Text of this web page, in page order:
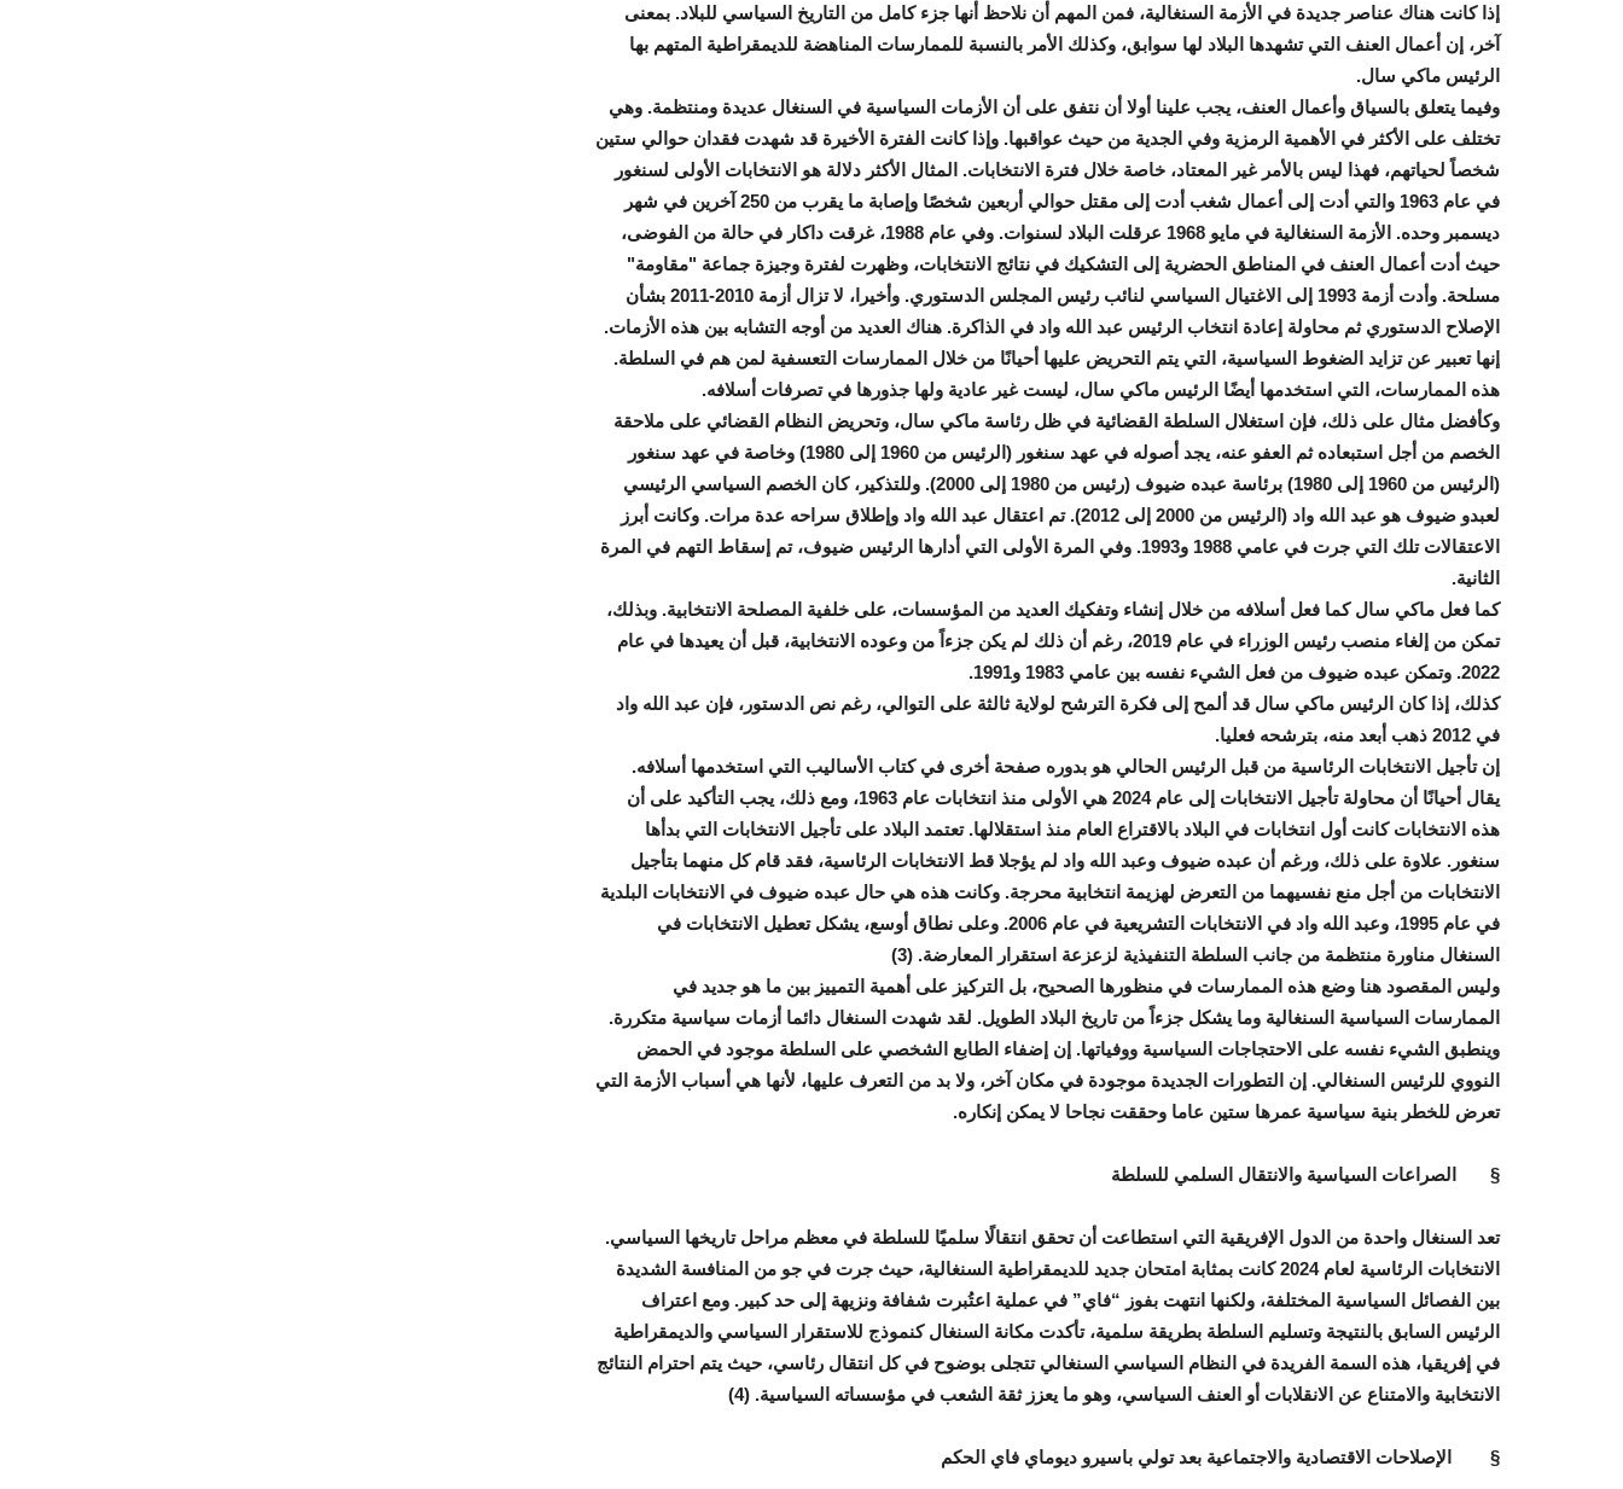
إذا كانت هناك عناصر جديدة في الأزمة السنغالية، فمن المهم أن نلاحظ أنها جزء كامل من التاريخ السياسي للبلاد. بمعنى
آخر، إن أعمال العنف التي تشهدها البلاد لها سوابق، وكذلك الأمر بالنسبة للممارسات المناهضة للديمقراطية المتهم بها
الرئيس ماكي سال.
وفيما يتعلق بالسياق وأعمال العنف، يجب علينا أولا أن نتفق على أن الأزمات السياسية في السنغال عديدة ومنتظمة. وهي
تختلف على الأكثر في الأهمية الرمزية وفي الجدية من حيث عواقبها. وإذا كانت الفترة الأخيرة قد شهدت فقدان حوالي ستين
شخصاً لحياتهم، فهذا ليس بالأمر غير المعتاد، خاصة خلال فترة الانتخابات. المثال الأكثر دلالة هو الانتخابات الأولى لسنغور
في عام 1963 والتي أدت إلى أعمال شغب أدت إلى مقتل حوالي أربعين شخصًا وإصابة ما يقرب من 250 آخرين في شهر
ديسمبر وحده. الأزمة السنغالية في مايو 1968 عرقلت البلاد لسنوات. وفي عام 1988، غرقت داكار في حالة من الفوضى،
حيث أدت أعمال العنف في المناطق الحضرية إلى التشكيك في نتائج الانتخابات، وظهرت لفترة وجيزة جماعة "مقاومة"
مسلحة. وأدت أزمة 1993 إلى الاغتيال السياسي لنائب رئيس المجلس الدستوري. وأخيرا، لا تزال أزمة 2010-2011 بشأن
الإصلاح الدستوري ثم محاولة إعادة انتخاب الرئيس عبد الله واد في الذاكرة. هناك العديد من أوجه التشابه بين هذه الأزمات.
إنها تعبير عن تزايد الضغوط السياسية، التي يتم التحريض عليها أحيانًا من خلال الممارسات التعسفية لمن هم في السلطة.
هذه الممارسات، التي استخدمها أيضًا الرئيس ماكي سال، ليست غير عادية ولها جذورها في تصرفات أسلافه.
وكأفضل مثال على ذلك، فإن استغلال السلطة القضائية في ظل رئاسة ماكي سال، وتحريض النظام القضائي على ملاحقة
الخصم من أجل استبعاده ثم العفو عنه، يجد أصوله في عهد سنغور (الرئيس من 1960 إلى 1980) وخاصة في عهد سنغور
(الرئيس من 1960 إلى 1980) برئاسة عبده ضيوف (رئيس من 1980 إلى 2000). وللتذكير، كان الخصم السياسي الرئيسي
لعبدو ضيوف هو عبد الله واد (الرئيس من 2000 إلى 2012). تم اعتقال عبد الله واد وإطلاق سراحه عدة مرات. وكانت أبرز
الاعتقالات تلك التي جرت في عامي 1988 و1993. وفي المرة الأولى التي أدارها الرئيس ضيوف، تم إسقاط التهم في المرة
الثانية.
كما فعل ماكي سال كما فعل أسلافه من خلال إنشاء وتفكيك العديد من المؤسسات، على خلفية المصلحة الانتخابية. وبذلك،
تمكن من إلغاء منصب رئيس الوزراء في عام 2019، رغم أن ذلك لم يكن جزءاً من وعوده الانتخابية، قبل أن يعيدها في عام
2022. وتمكن عبده ضيوف من فعل الشيء نفسه بين عامي 1983 و1991
.
كذلك، إذا كان الرئيس ماكي سال قد ألمح إلى فكرة الترشح لولاية ثالثة على التوالي، رغم نص الدستور، فإن عبد الله واد
في 2012 ذهب أبعد منه، بترشحه فعليا
.
إن تأجيل الانتخابات الرئاسية من قبل الرئيس الحالي هو بدوره صفحة أخرى في كتاب الأساليب التي استخدمها أسلافه.
يقال أحيانًا أن محاولة تأجيل الانتخابات إلى عام 2024 هي الأولى منذ انتخابات عام 1963، ومع ذلك، يجب التأكيد على أن
هذه الانتخابات كانت أول انتخابات في البلاد بالاقتراع العام منذ استقلالها. تعتمد البلاد على تأجيل الانتخابات التي بدأها
سنغور. علاوة على ذلك، ورغم أن عبده ضيوف وعبد الله واد لم يؤجلا قط الانتخابات الرئاسية، فقد قام كل منهما بتأجيل
الانتخابات من أجل منع نفسيهما من التعرض لهزيمة انتخابية محرجة. وكانت هذه هي حال عبده ضيوف في الانتخابات البلدية
في عام 1995، وعبد الله واد في الانتخابات التشريعية في عام 2006. وعلى نطاق أوسع، يشكل تعطيل الانتخابات في
السنغال مناورة منتظمة من جانب السلطة التنفيذية لزعزعة استقرار المعارضة.
(3)
وليس المقصود هنا وضع هذه الممارسات في منظورها الصحيح، بل التركيز على أهمية التمييز بين ما هو جديد في
الممارسات السياسية السنغالية وما يشكل جزءاً من تاريخ البلاد الطويل. لقد شهدت السنغال دائما أزمات سياسية متكررة.
وينطبق الشيء نفسه على الاحتجاجات السياسية ووفياتها. إن إضفاء الطابع الشخصي على السلطة موجود في الحمض
النووي للرئيس السنغالي. إن التطورات الجديدة موجودة في مكان آخر، ولا بد من التعرف عليها، لأنها هي أسباب الأزمة التي
تعرض للخطر بنية سياسية عمرها ستين عاما وحققت نجاحا لا يمكن إنكاره.
§ الصراعات السياسية والانتقال السلمي للسلطة
تعد السنغال واحدة من الدول الإفريقية التي استطاعت أن تحقق انتقالًا سلميًا للسلطة في معظم مراحل تاريخها السياسي.
الانتخابات الرئاسية لعام 2024 كانت بمثابة امتحان جديد للديمقراطية السنغالية، حيث جرت في جو من المنافسة الشديدة
بين الفصائل السياسية المختلفة، ولكنها انتهت بفوز “فاي” في عملية اعتُبرت شفافة ونزيهة إلى حد كبير. ومع اعتراف
الرئيس السابق بالنتيجة وتسليم السلطة بطريقة سلمية، تأكدت مكانة السنغال كنموذج للاستقرار السياسي والديمقراطية
في إفريقيا، هذه السمة الفريدة في النظام السياسي السنغالي تتجلى بوضوح في كل انتقال رئاسي، حيث يتم احترام النتائج
الانتخابية والامتناع عن الانقلابات أو العنف السياسي، وهو ما يعزز ثقة الشعب في مؤسساته السياسية.
(4)
§ الإصلاحات الاقتصادية والاجتماعية بعد تولي باسيرو ديوماي فاي الحكم